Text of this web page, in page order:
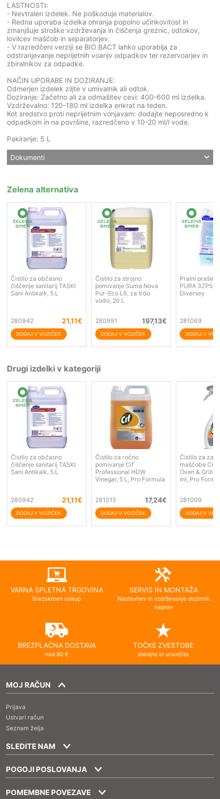
LASTNOSTI:
- Nevtralen izdelek. Ne poškoduje materialov.
- Redna uporaba izdelka ohranja popolno učinkovitost in
zmanjšuje stroške vzdrževanja in čiščenja greznic, odtokov,
lovilcev maščob in separatorjev.
- V razredčeni verziji se BIO BACT lahko uporablja za
odstranjevanje neprijetnih voanjv odpadkov ter rezervoarjev in
zbiralnikov za odpadke.
NAČIN UPORABE IN DOZIRANJE:
Odmerjen izdelek zlijte v umivalnik ali odtok.
Doziranje: Začetno ali za odmašitev cevi: 400-600 ml izdelka.
Vzdrževalno: 120-180 ml izdelka enkrat na teden.
Kot sredstvo proti neprijetnim vonjavam: dodajte neposredno k
odpadkom in na površine, razredčeno v 10-20 ml/l vode.
Pakiranje: 5 L
Dokumenti
Zelena alternativa
Čistilo za občasno
čiščenje sanitarij TASKI
Sani Antikalk, 5 L
280942 21,11€
Čistilo za strojno
pomivanje Suma Nova
Pur-Eco L6, za trdo
vodo, 20 L
280991 197,13€
Pralni prašek
PURA 3ZP5
Diversey
281069
Drugi izdelki v kategoriji
Čistilo za občasno
čiščenje sanitarij TASKI
Sani Antikalk, 5 L
280942 21,11€
Čistilo za ročno
pomivanje Cif
Professional HDW
Vinegar, 5 L, Pro Formula
281015 17,24€
Čistilo za
maščobe Cif
Oven & Grill
ml, Pro
281009
VARNA SPLETNA TRGOVINA
Brezskrben nakup
SERVIS IN MONTAŽA
Nastavitev in vzdrževanje dozirnih
naprav
BREZPLAČNA DOSTAVA
nad 80 €
TOČKE ZVESTOBE
zbirajte in unovčite
MOJ RAČUN
Prijava
Ustvari račun
Seznam želja
SLEDITE NAM
POGOJI POSLOVANJA
POMEMBNE POVEZAVE